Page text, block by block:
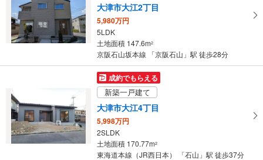
ー
ジ
に
存
大津市大江2丁目
5,980万円
5LDK
土地面積 147.6m2
京阪石山坂本線 「京阪石山」駅 徒歩28分
成約でもらえる
新築一戸建て
大津市大江4丁目
5,998万円
2SLDK
土地面積 170.77m2
東海道本線（JR西日本） 「石山」駅 徒歩37分